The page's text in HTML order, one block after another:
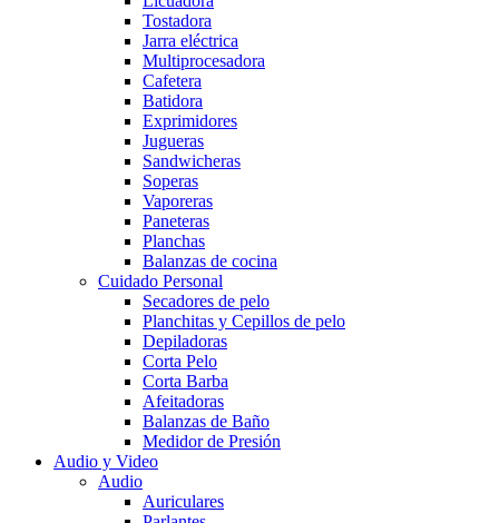
Tostadora
Jarra eléctrica
Multiprocesadora
Cafetera
Batidora
Exprimidores
Jugueras
Sandwicheras
Soperas
Vaporeras
Paneteras
Planchas
Balanzas de cocina
Cuidado Personal
Secadores de pelo
Planchitas y Cepillos de pelo
Depiladoras
Corta Pelo
Corta Barba
Afeitadoras
Balanzas de Baño
Medidor de Presión
Audio y Video
Audio
Auriculares